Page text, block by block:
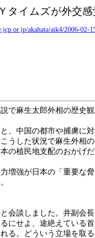
タイムズが外交
akahata/aik4/2006-02-
麻生太郎外相の歴史
中国の都市や捕虜に
した状況で麻生外相
植民地支配のおかげ
強が日本の「重要な
談しました。井副会
せよ、途絶えている
。どういう立場を取